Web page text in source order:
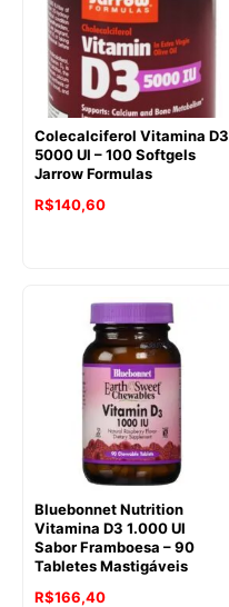
Colecalciferol Vitamina D3
5000 UI – 100 Softgels
Jarrow Formulas
O
R$196,61.
R$140,60O
R$140,60.
Bluebonnet Nutrition
Vitamina D3 1.000 UI
Sabor Framboesa – 90
Tabletes Mastigáveis
R$166,40